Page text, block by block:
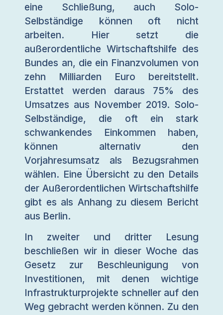
eine Schließung, auch Solo-
Selbständige können oft nicht
arbeiten. Hier setzt die
außerordentliche Wirtschaftshilfe des
Bundes an, die ein Finanzvolumen von
zehn Milliarden Euro bereitstellt.
Erstattet werden daraus 75% des
Umsatzes aus November 2019. Solo-
Selbständige, die oft ein stark
schwankendes Einkommen haben,
können alternativ den
Vorjahresumsatz als Bezugsrahmen
wählen. Eine Übersicht zu den Details
der Außerordentlichen Wirtschaftshilfe
gibt es als Anhang zu diesem Bericht
aus Berlin.
In zweiter und dritter Lesung
beschließen wir in dieser Woche das
Gesetz zur Beschleunigung von
Investitionen, mit denen wichtige
Infrastrukturprojekte schneller auf den
Weg gebracht werden können. Zu den